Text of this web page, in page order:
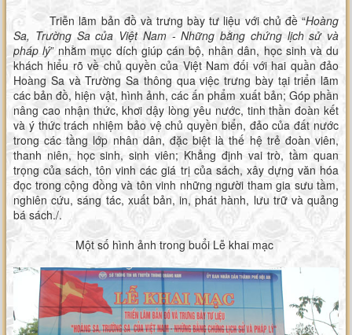
Triễn lãm bản đồ và trưng bày tư liệu với chủ đề “Hoàng
Sa, Trường Sa của Việt Nam - Những bằng chứng lịch sử và
pháp lý” nhằm mục dích giúp cán bộ, nhân dân, học sinh và du
khách hiểu rõ về chủ quyền của Việt Nam đối với hai quần đảo
Hoàng Sa và Trường Sa thông qua việc trưng bày tại triển lãm
các bản đồ, hiện vật, hình ảnh, các ấn phẩm xuất bản; Góp phần
nâng cao nhận thức, khơi dậy lòng yêu nước, tinh thần đoàn kết
và ý thức trách nhiệm bảo vệ chủ quyền biển, đảo của đất nước
trong các tầng lớp nhân dân, đặc biệt là thế hệ trẻ đoàn viên,
thanh niên, học sinh, sinh viên; Khẳng định vai trò, tầm quan
trọng của sách, tôn vinh các giá trị của sách, xây dựng văn hóa
đọc trong cộng đồng và tôn vinh những người tham gia sưu tầm,
nghiên cứu, sáng tác, xuất bản, in, phát hành, lưu trữ và quảng
bá sách./.
Một số hình ảnh trong buổi Lễ khai mạc